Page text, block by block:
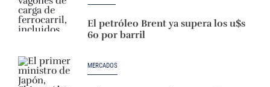
El petróleo Brent ya supera los u$s
60 por barril
MERCADOS